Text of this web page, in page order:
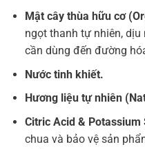
Mật cây thùa hữu cơ
ngọt thanh tự nhiên, dịu
cần dùng đến đường
Nước tinh khiết.
Hương liệu tự nhiên
Citric Acid & Potassium
chua và bảo vệ sản